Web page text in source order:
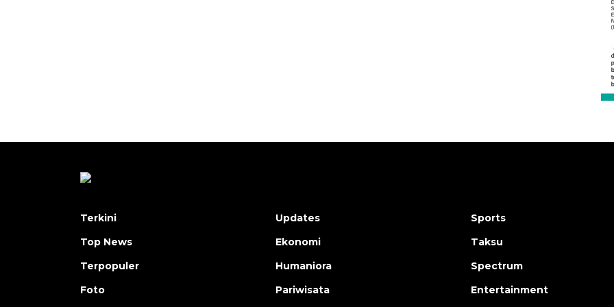
Terkini
Top News
Terpopuler
Foto
Updates
Ekonomi
Humaniora
Pariwisata
Sports
Taksu
Spectrum
Entertainment